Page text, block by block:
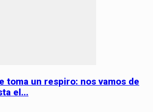
toma un respiro: nos vamos de
el...